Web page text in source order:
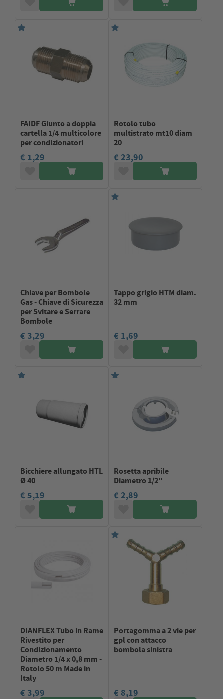
FAIDF Giunto a doppia
cartella 1/4 multicolore
per condizionatori
€ 1,29
Rotolo tubo
multistrato mt10 diam
20
€ 23,90
Chiave per Bombole
Gas - Chiave di Sicurezza
per Svitare e Serrare
Bombole
€ 3,29
Tappo grigio HTM diam.
32 mm
€ 1,69
Bicchiere allungato HTL
Ø 40
€ 5,19
Rosetta apribile
Diametro 1/2"
€ 2,89
DIANFLEX Tubo in Rame
Rivestito per
Condizionamento
Diametro 1/4 x 0,8 mm -
Rotolo 50 m Made in
Italy
€ 3,99
Portagomma a 2 vie per
gpl con attacco
bombola sinistra
€ 8,19